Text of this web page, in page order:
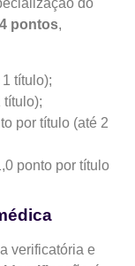
do
pontos,
título);
título);
por título (até 2
ponto por título
verificatória e